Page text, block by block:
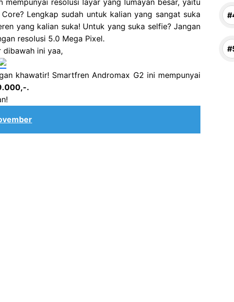
resolusi layar yang lumayan besar, yaitu
Lengkap sudah untuk kalian yang sangat suka
yang kalian suka! Untuk yang suka selfie? Jangan
resolusi 5.0 Mega Pixel.
dibawah ini yaa,
khawatir! Smartfren Andromax G2 ini mempunyai
.